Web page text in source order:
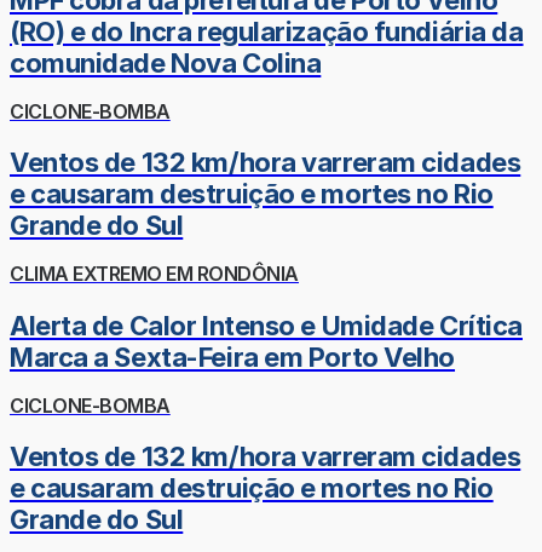
(RO) e do Incra regularização fundiária da
comunidade Nova Colina
CICLONE-BOMBA
Ventos de 132 km/hora varreram cidades
e causaram destruição e mortes no Rio
Grande do Sul
CLIMA EXTREMO EM RONDÔNIA
Alerta de Calor Intenso e Umidade Crítica
Marca a Sexta-Feira em Porto Velho
CICLONE-BOMBA
Ventos de 132 km/hora varreram cidades
e causaram destruição e mortes no Rio
Grande do Sul